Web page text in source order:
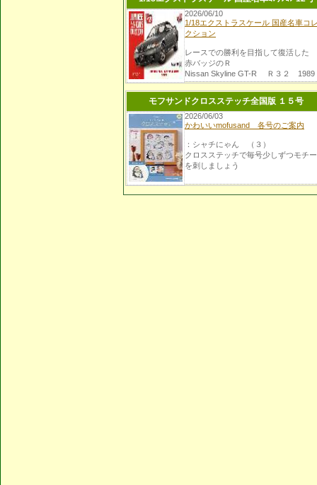
2026/06/10
1/18エクストラスケール 国産名車コ
クション
レースでの勝利を目指して復活した
赤バッジのＲ
Nissan Skyline GT-R Ｒ３２ 1989
モフサンドクロスステッチ全国版 １５号
2026/06/03
かわいいmofusand 各号のご案内
：シャチにゃん （３）
クロスステッチで毎号少しずつモチ
を刺しましょう